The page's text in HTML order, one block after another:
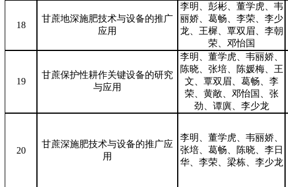
18
甘蔗地深施肥技术与设备的推广
应用
李明、彭彬、董学虎、韦
丽娇、葛畅、李荣、李少
龙、王樨、覃双眉、李朝
荣、邓怡国
19
甘蔗保护性耕作关键设备的研究
与应用
李明、董学虎、韦丽娇、
陈晓、张培、陈媛梅、王
文、覃双眉、葛畅、李
荣、黄敞、邓怡国、张
劲、谭廙、李少龙
20
甘蔗深施肥技术与设备的推广应
用
李明、董学虎、韦丽娇、
张培、葛畅、陈晓、李日
华、李荣、梁栋、李少龙